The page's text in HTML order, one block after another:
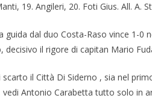
19. Angileri, 20. Foti Gius. All. A.
guida dal duo Costa-Raso vince 1-0
il rigore di capitan Mario
il Città Di Siderno , sia nel
vedi Antonio Carabetta tutto solo in